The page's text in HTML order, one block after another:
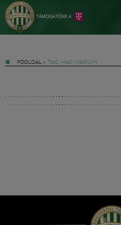
FŐOLDAL » TAG: MAC MARILYN
Hírek